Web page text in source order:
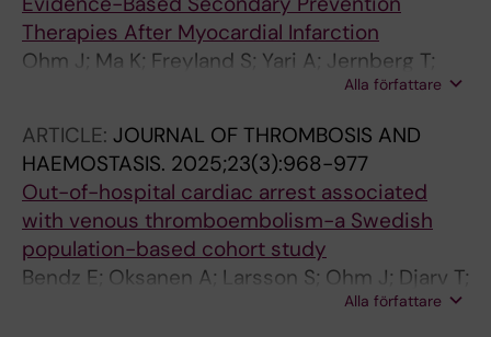
Therapies After Myocardial Infarction
Ohm J; Ma K; Freyland S; Yari A; Jernberg T;
Alla författare
ARTICLE: JOURNAL OF THROMBOSIS AND
HAEMOSTASIS. 2025;23(3):968-977
Out-of-hospital cardiac arrest associated
with venous thromboembolism-a Swedish
population-based cohort study
Bendz E; Oksanen A; Larsson S; Ohm J; Djarv T;
Alla författare